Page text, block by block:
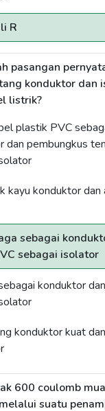
R
pasangan
konduktor dan
listrik?
plastik PVC
dan pembungkus
kayu konduktor dan
sebagai
sebagai isolator
konduktor
konduktor kuat
600 coulomb
suatu